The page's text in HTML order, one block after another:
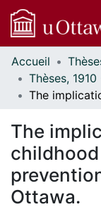
Communautés
et collections
Parcourir
À propos
Accueil
The
Ottawa.